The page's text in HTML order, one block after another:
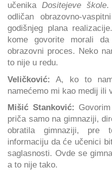
učenikaDositejeve škole.
odličan obrazovno-
godišnjeg plana
kome govorite morali
obrazovni proces. Neko
to nije u redu.
Veličković:
A, ko to
namećemo mi kao medij ili
Mišić Stanković:
priča samo na gimnaziji,
obratila gimnaziji, pre
informaciju da će učenici
saglasnosti. Ovde se
a to nije tako.